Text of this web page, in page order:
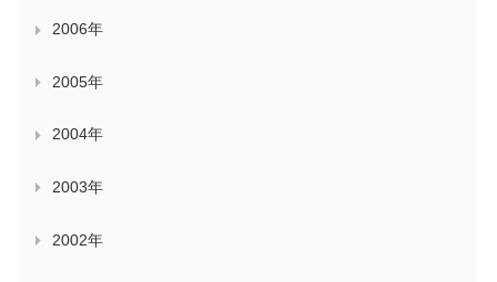
2006年
2005年
2004年
2003年
2002年